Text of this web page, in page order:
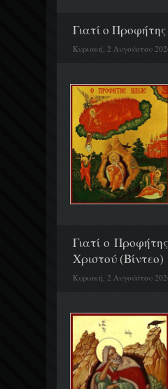
Γιατί ο
Κυριακή, 2 Αυγούστου
Γιατί ο
Χριστού (Βίντεο)
Κυριακή, 2 Αυγούστου